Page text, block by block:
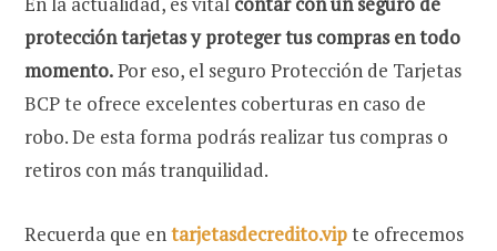
protección tarjetas y proteger tus compras en todo
momento.Por eso, el seguro Protección de Tarjetas
BCP te ofrece excelentes coberturas en caso de
robo. De esta forma podrás realizar tus compras o
retiros con más tranquilidad.
Recuerda que entarjetasdecredito.vipte ofrecemos